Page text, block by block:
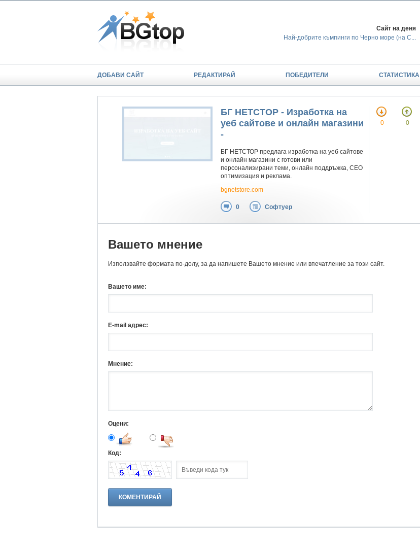
Сайт на деня
Най-добрите къмпинги по Черно море (на С...
ДОБАВИ САЙТ РЕДАКТИРАЙ ПОБЕДИТЕЛИ СТАТИСТИКА
БГ НЕТСТОР - Изработка на
уеб сайтове и онлайн магазини
-
БГ НЕТСТОР предлага изработка на уеб сайтове
и онлайн магазини с готови или
персонализирани теми, онлайн поддръжка, СЕО
оптимизация и реклама.
bgnetstore.com
0 Софтуер
0 0
Вашето мнение
Използвайте формата по-долу, за да напишете Вашето мнение или впечатление за този сайт.
Вашето име:
E-mail адрес:
Мнение:
Оцени:
Код: